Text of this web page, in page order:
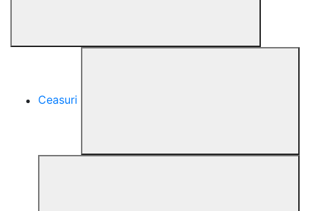
Ceasuri